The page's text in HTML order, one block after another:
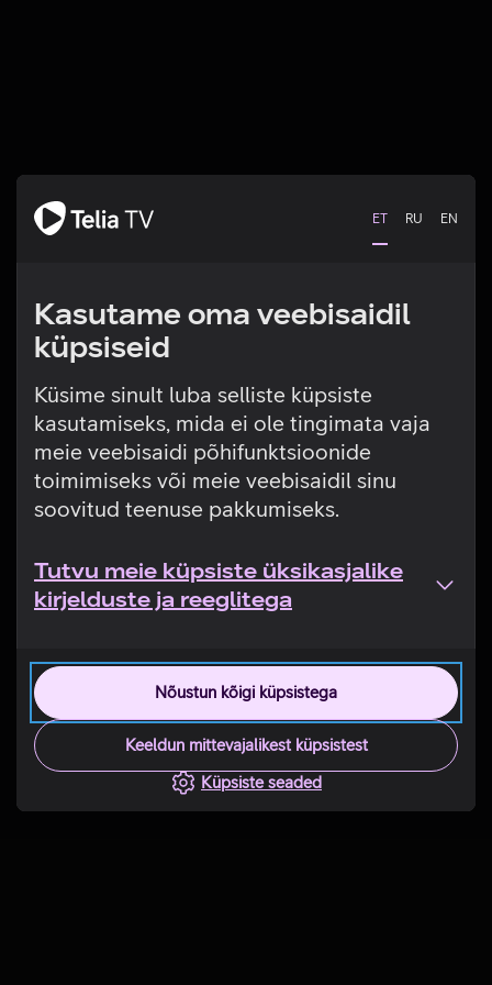
ET RU EN
Kasutame oma veebisaidil
küpsiseid
Küsime sinult luba selliste küpsiste
kasutamiseks, mida ei ole tingimata vaja
meie veebisaidi põhifunktsioonide
toimimiseks või meie veebisaidil sinu
soovitud teenuse pakkumiseks.
Tutvu meie küpsiste üksikasjalike
kirjelduste ja reeglitega
Nõustun kõigi küpsistega
Keeldun mittevajalikest küpsistest
Küpsiste seaded
Tehniline viga